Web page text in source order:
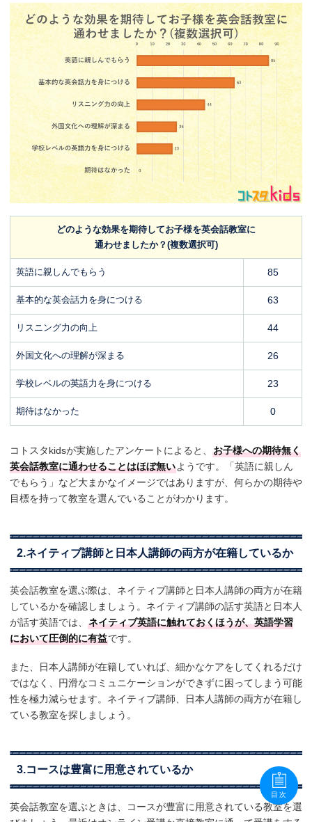
どのような効果を期待してお子様を英会話教室に
通わせましたか？(複数選択可)
英語に親しんでもらう 85
基本的な英会話力を身につける 63
リスニング力の向上 44
外国文化への理解が深まる 26
学校レベルの英語力を身につける 23
期待はなかった 0
コトスタkidsが実施したアンケートによると、 お子様への期待無く
英会話教室に通わせることはほぼ無いようです。「英語に親しん
でもらう」など大まかなイメージではありますが、何らかの期待や
目標を持って教室を選んでいることがわかります。
2.ネイティブ講師と日本人講師の両方が在籍しているか
英会話教室を選ぶ際は、ネイティブ講師と日本人講師の両方が在籍
しているかを確認しましょう。ネイティブ講師の話す英語と日本人
が話す英語では、 ネイティブ英語に触れておくほうが、英語学習
において圧倒的に有益です。
また、日本人講師が在籍していれば、細かなケアをしてくれるだけ
ではなく、円滑なコミュニケーションができずに困ってしまう可能
性を極力減らせます。ネイティブ講師、日本人講師の両方が在籍し
ている教室を探しましょう。
3.コースは豊富に用意されているか
英会話教室を選ぶときは、コースが豊富に用意されている教室を選
目次